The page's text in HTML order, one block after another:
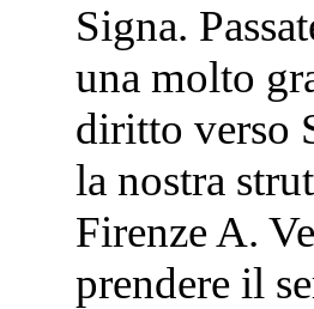
Signa.
una molto
diritto verso
la nostra
Firenze A.
prendere il